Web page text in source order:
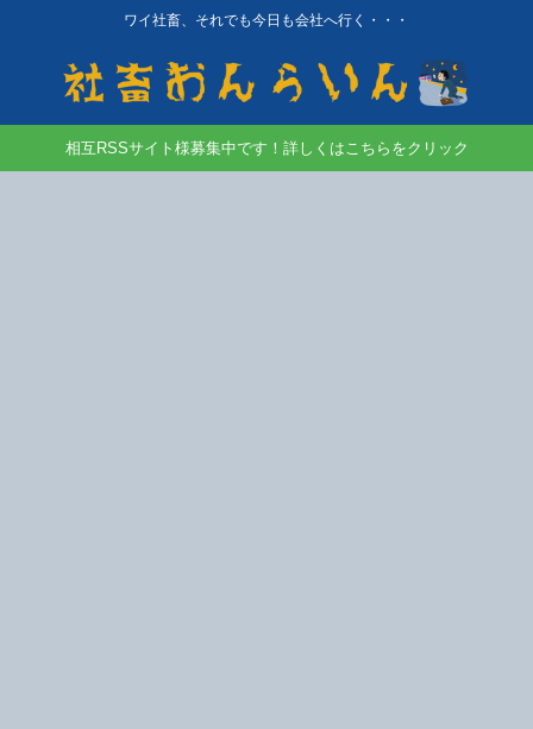
ワイ社畜、それでも今日も会社へ行く・・・
相互RSSサイト様募集中です！詳しくはこちらをクリック